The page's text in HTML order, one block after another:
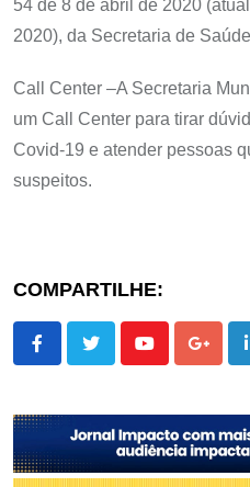
54 de 8 de abril de 2020
2020), da Secretaria de
Call Center –A Secretaria
um Call Center para tirar
Covid-19 e atender pessoas
suspeitos.
COMPARTILHE: